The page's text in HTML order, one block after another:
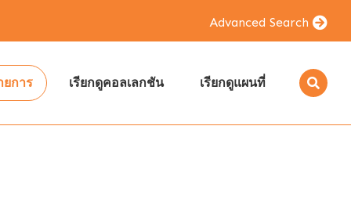
Advanced Search
ยการ เรียกดูคอลเลกชัน เรียกดูแผนที่